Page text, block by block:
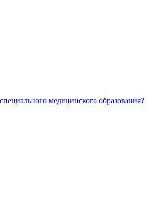
медицинского образования?